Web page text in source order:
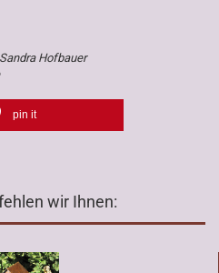
Hofbauer
pin it
wir Ihnen: